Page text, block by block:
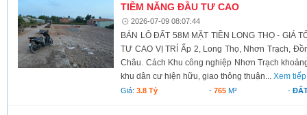
TIỀM NĂNG ĐẦU TƯ CAO
2026-07-09 08:07:44
BÁN LÔ ĐẤT 58M MẶT TIỀN LONG THỌ - GIÁ
TƯ CAO VỊ TRÍ Ấp 2, Long Thọ, Nhơn Trạch,
Châu. Cách Khu công nghiệp Nhơn Trạch
khu dân cư hiện hữu, giao thông thuận...Xem tiếp
Giá:3.8 Tỷ - 765M² -